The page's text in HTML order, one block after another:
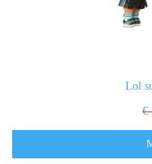
Lol
€